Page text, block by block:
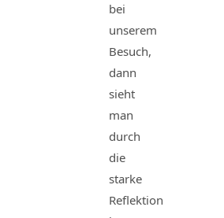
bei
unserem
Besuch,
dann
sieht
man
durch
die
starke
Reflektion